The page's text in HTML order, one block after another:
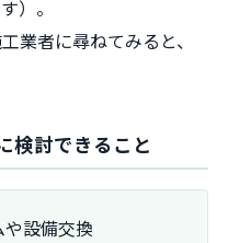
）。
業者に尋ねてみると、
検討できること
設備交換